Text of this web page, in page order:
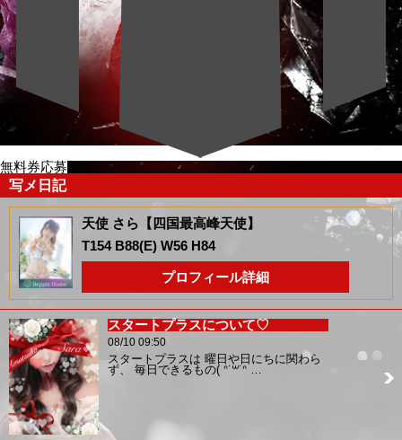
無料券応募
写メ日記
天使 さら【四国最高峰天使】
T154 B88(E) W56 H84
プロフィール詳細
スタートプラスについて♡
08/10 09:50
スタートプラスは 曜日や日にちに関わら
ず、 毎日できるもの( ᐢ˙꒳​˙ᐢ …